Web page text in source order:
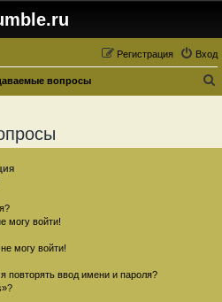
Вход
Регистрация
вопросы
могу войти!
могу войти!
повторять ввод имени и пароля?